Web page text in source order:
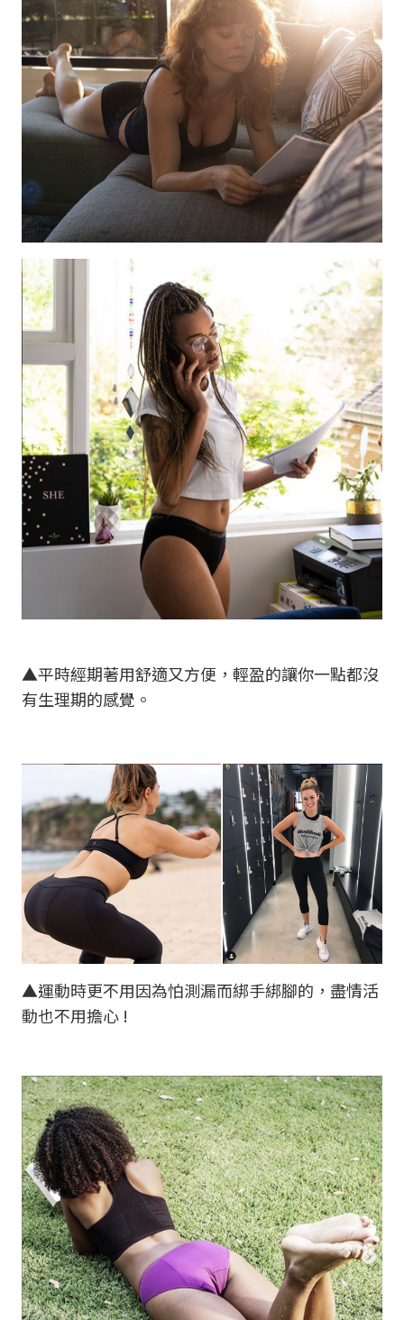
▲平時經期著用舒適又方便，輕盈的讓你一點都沒
有生理期的感覺。
▲運動時更不用因為怕測漏而綁手綁腳的，盡情活
動也不用擔心 !